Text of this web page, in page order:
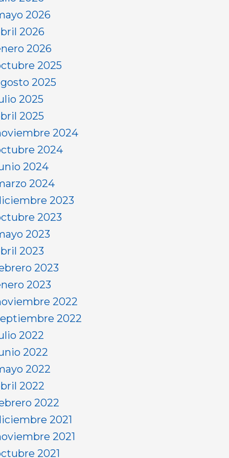
2026
2026
2026
2025
2025
2025
2025
2024
2024
2024
2024
2023
2023
2023
2023
2023
2023
2022
2022
2022
2022
2022
2022
2022
2021
2021
2021